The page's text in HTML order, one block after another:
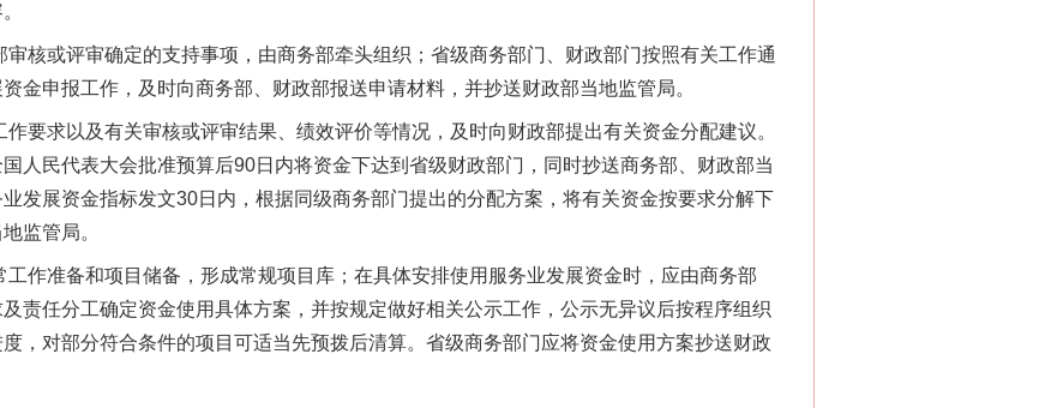
或评审确定的支持事项，由商务部牵头组织；省级商务部门、财政部门按照有关工作通
金申报工作，及时向商务部、财政部报送申请材料，并抄送财政部当地监管局。
求以及有关审核或评审结果、绩效评价等情况，及时向财政部提出有关资金分配建议。
人民代表大会批准预算后90日内将资金下达到省级财政部门，同时抄送商务部、财政部当
发展资金指标发文30日内，根据同级商务部门提出的分配方案，将有关资金按要求分解下
监管局。
准备和项目储备，形成常规项目库；在具体安排使用服务业发展资金时，应由商务部
责任分工确定资金使用具体方案，并按规定做好相关公示工作，公示无异议后按程序组织
，对部分符合条件的项目可适当先预拨后清算。省级商务部门应将资金使用方案抄送财政
谢谢有你温暖了四季 法官巧妙执行解纠纷